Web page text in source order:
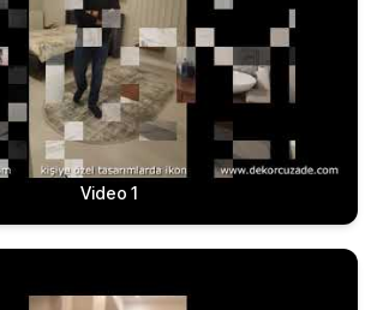
Video 1